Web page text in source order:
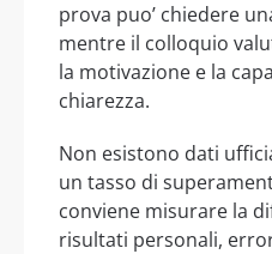
prova puo’ chiedere
mentre il colloquio
la motivazione e la
chiarezza.
Non esistono dati
un tasso di
conviene misurare la
risultati personali,